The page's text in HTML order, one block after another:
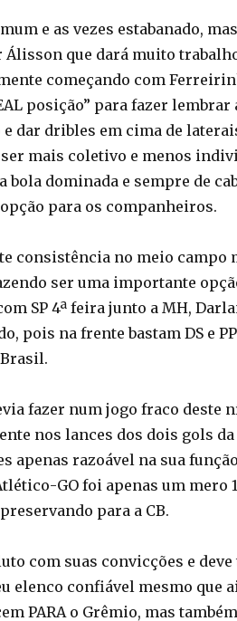
e as vezes estabanado,
que dará muito
começando com
posição” para fazer
dar dribles em cima de
mais coletivo e menos
bola dominada e sempre de
para os companheiros.
consistência no meio campo
ser uma importante
SP 4ª feira junto a MH,
pois na frente bastam DS e
fazer num jogo fraco deste
nos lances dos dois gols
apenas razoável na sua
GO foi apenas um mero
para a CB.
com suas convicções e
elenco confiável mesmo que
PARA o Grêmio, mas